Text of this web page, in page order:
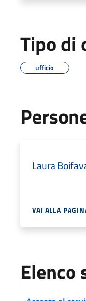
Tipo di
ufficio
Laura
VAI ALLA